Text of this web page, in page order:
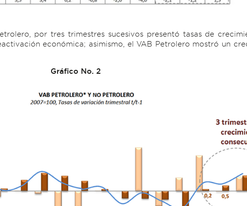
por tres trimestres sucesivos presentó tasas de
económica; asimismo, el VAB Petrolero mostró un
Gráfico No. 2